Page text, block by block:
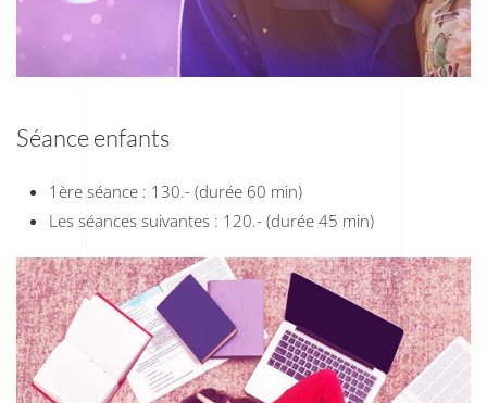
Séance enfants
1ère séance : 130.- (durée 60 min)
Les séances suivantes : 120.- (durée 45 min)